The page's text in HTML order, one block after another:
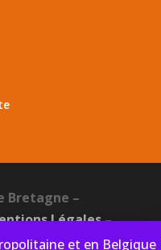
et en Belgique
Bretagne –
Légales–